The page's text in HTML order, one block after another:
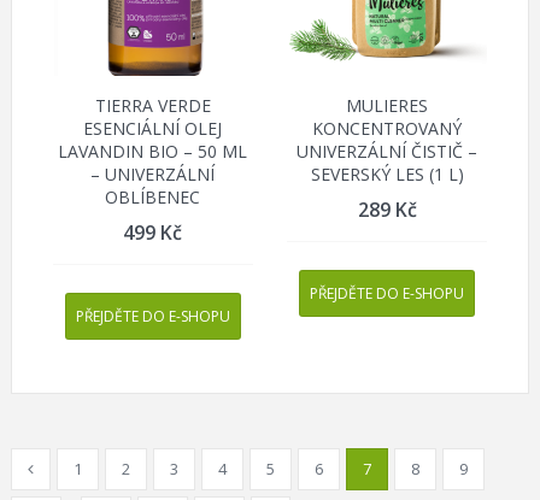
TIERRA VERDE
ESENCIÁLNÍ OLEJ
LAVANDIN BIO – 50 ML
– UNIVERZÁLNÍ
OBLÍBENEC
499 Kč
PŘEJDĚTE DO E-SHOPU
MULIERES
KONCENTROVANÝ
UNIVERZÁLNÍ ČISTIČ –
SEVERSKÝ LES (1 L)
289 Kč
PŘEJDĚTE DO E-SHOPU
1 2 3 4 5 6 7 8 9